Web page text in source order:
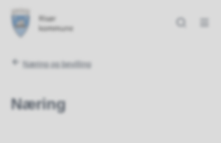
Risør kommune
Du er her:
Næring og bevilling
Næring